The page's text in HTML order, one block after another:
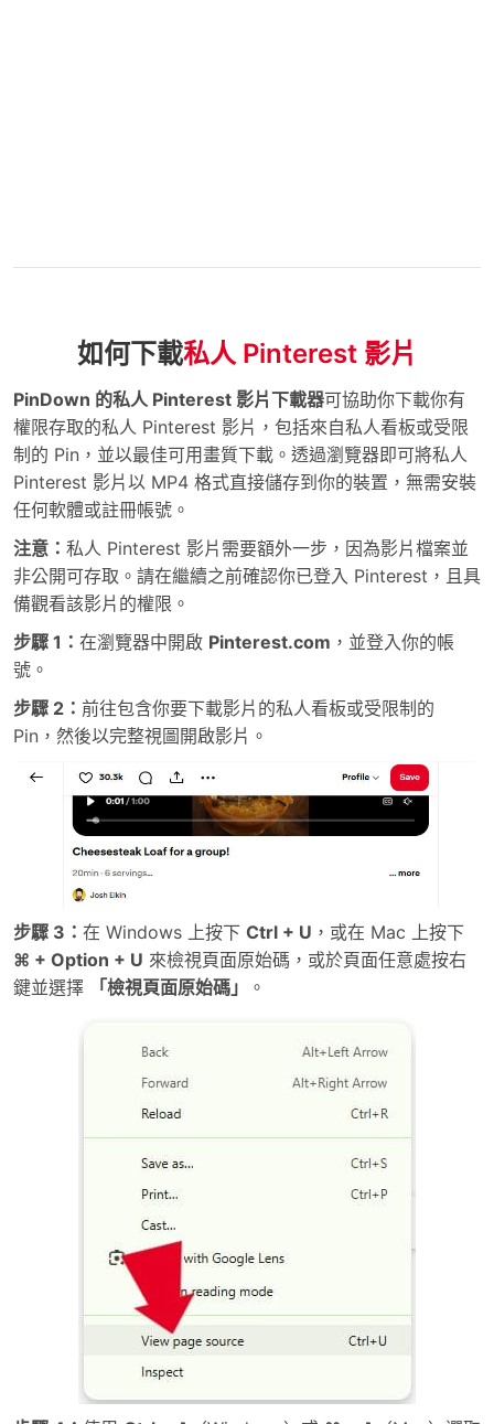
如何下載私人 Pinterest 影片
PinDown 的私人 Pinterest 影片下載器可協助你下載你有
權限存取的私人 Pinterest 影片，包括來自私人看板或受限
制的 Pin，並以最佳可用畫質下載。透過瀏覽器即可將私人
Pinterest 影片以 MP4 格式直接儲存到你的裝置，無需安裝
任何軟體或註冊帳號。
注意： 私人 Pinterest 影片需要額外一步，因為影片檔案並
非公開可存取。請在繼續之前確認你已登入 Pinterest，且具
備觀看該影片的權限。
步驟 1： 在瀏覽器中開啟 Pinterest.com ，並登入你的帳
號。
步驟 2： 前往包含你要下載影片的私人看板或受限制的
Pin，然後以完整視圖開啟影片。
步驟 3： 在 Windows 上按下 Ctrl + U ，或在 Mac 上按下
⌘ + Option + U 來檢視頁面原始碼，或於頁面任意處按右
鍵並選擇
「檢視頁面原始碼」 。